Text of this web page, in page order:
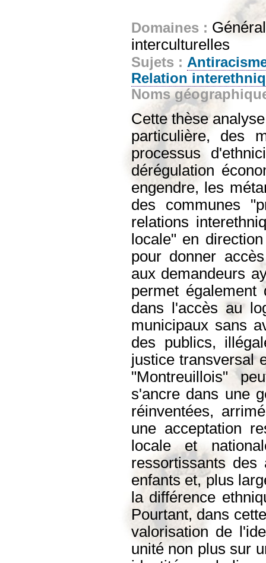
Domaines :
interculturelles
Sujets :
Relation
Noms
Cette thèse
particulière, des
processus
dérégulation
engendre, les
des communes
relations
locale" en
pour donner
aux demandeurs
permet également
dans l'accès au
municipaux sans
des publics,
justice transversal
"Montreuillois"
s'ancre dans une
réinventées,
une acceptation
locale et
ressortissants
enfants et, plus
la différence
Pourtant, dans
valorisation de
unité non plus sur